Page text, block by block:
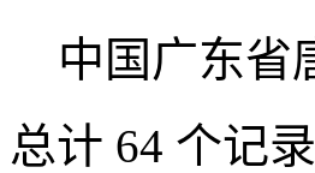
中国广东省
总计 64 个记